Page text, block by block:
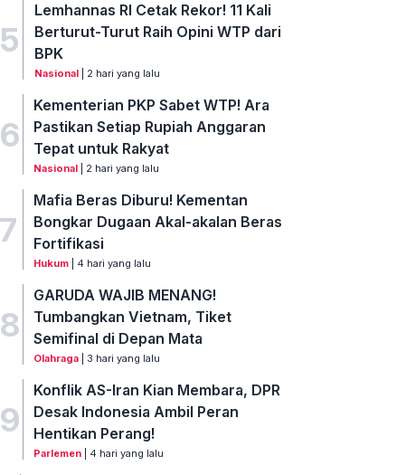
Lemhannas RI Cetak Rekor! 11 Kali
Berturut-Turut Raih Opini WTP dari
BPK
Nasional| 2 hari yang lalu
Kementerian PKP Sabet WTP! Ara
Pastikan Setiap Rupiah Anggaran
Tepat untuk Rakyat
Nasional | 2 hari yang lalu
Mafia Beras Diburu! Kementan
Bongkar Dugaan Akal-akalan Beras
Fortifikasi
Hukum | 4 hari yang lalu
GARUDA WAJIB MENANG!
Tumbangkan Vietnam, Tiket
Semifinal di Depan Mata
Olahraga | 3 hari yang lalu
Konflik AS-Iran Kian Membara, DPR
Desak Indonesia Ambil Peran
Hentikan Perang!
Parlemen | 4 hari yang lalu